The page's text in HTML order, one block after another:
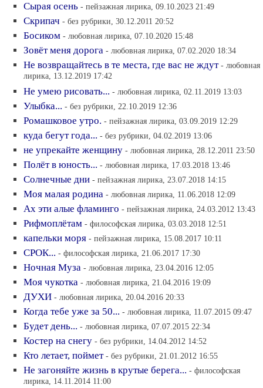
Сырая осень - пейзажная лирика, 09.10.2023 21:49
Скрипач - без рубрики, 30.12.2011 20:52
Босиком - любовная лирика, 07.10.2020 15:48
Зовёт меня дорога - любовная лирика, 07.02.2020 18:34
Не возвращайтесь в те места, где вас не ждут - любовная
лирика, 13.12.2019 17:42
Не умею рисовать... - любовная лирика, 02.11.2019 13:03
Улыбка... - без рубрики, 22.10.2019 12:36
Ромашковое утро. - пейзажная лирика, 03.09.2019 12:29
куда бегут года... - без рубрики, 04.02.2019 13:06
не упрекайте женщину - любовная лирика, 28.12.2011 23:50
Полёт в юность... - любовная лирика, 17.03.2018 13:46
Солнечные дни - пейзажная лирика, 23.07.2018 14:15
Моя малая родина - любовная лирика, 11.06.2018 12:09
Ах эти алые фламинго - пейзажная лирика, 24.03.2012 13:43
Рифмоплётам - философская лирика, 03.03.2018 12:51
капельки моря - пейзажная лирика, 15.08.2017 10:11
СРОК... - философская лирика, 21.06.2017 17:30
Ночная Муза - любовная лирика, 23.04.2016 12:05
Моя чукотка - любовная лирика, 21.04.2016 19:09
ДУХИ - любовная лирика, 20.04.2016 20:33
Когда тебе уже за 50... - любовная лирика, 11.07.2015 09:47
Будет день... - любовная лирика, 07.07.2015 22:34
Костер на снегу - без рубрики, 14.04.2012 14:52
Кто летает, поймет - без рубрики, 21.01.2012 16:55
Не загоняйте жизнь в крутые берега... - философская
лирика, 14.11.2014 11:00